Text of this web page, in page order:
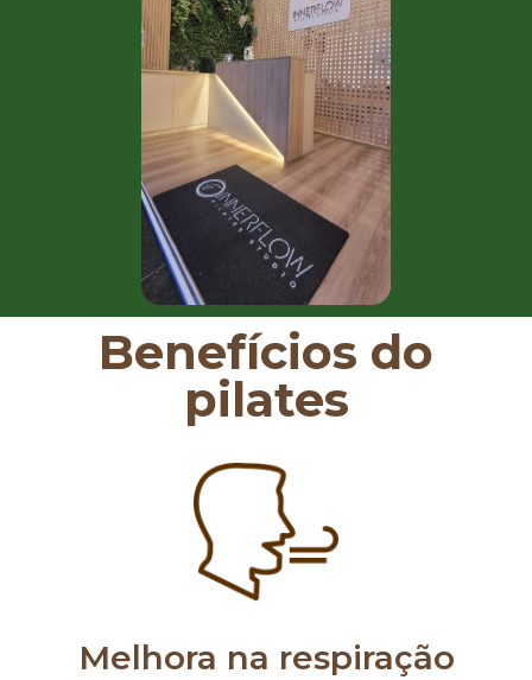
Benefícios do
pilates
Melhora na respiração